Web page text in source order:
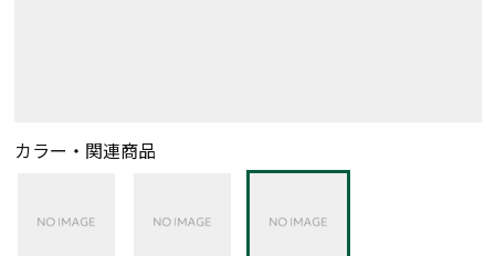
カラー・関連商品